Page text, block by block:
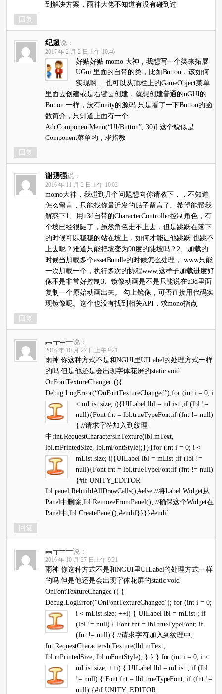
到解决方案，雨神大佬不知道有没有碰到过
回复
纪超说：
2017 年 2 月 2 日上午 10:46
好贴好贴momo 大神，我想写一个类来拓展
UGui 里面的自带的类，比如Button，该如何
实现啊… 也可以从顶栏上的GameObject菜单
里面去创建或是右键去创建，就想创建普通的uGUI的
Button 一样，没有unity的源码 只是看了一下Button的函
数简介，只知道上面有一个
AddComponentMenu(“UI/Button”, 30)] 这个貌似是
Component菜单的，求指教
回复
谢湧强说：
2016 年 11 月 2 日上午 10:02
momo大神，我碰到几个问题想向你请教下，，不知道
怎么留言，只能找你最近发的贴子留言了。希望能帮我
解惑下1、用u3d自带的CharacterController控制角色，有
个坡已经很陡了，虽然角色走不上去，但是跳跃在落下
的时候可以稳稳的站在坡上，如何才能让他跳跃 也跳不
上去呢？难道只能把坡变为90度的陡坡吗？2、加载的
时候当加载多个assetBundle的时候怎么处理， www只能
一次加载一个，执行多次的协程www,这样子加载进度好
像不是非常好控制3、镜像动画是不是只能说在u3d里面
复制一个原始动画出来。 勾上镜像，可否直接用代码实
现镜像呢。这个也没有找到相关API，求mono指点
回复
︻┳═一说：
2016 年 10 月 27 日上午 9:21
雨神 你这种方式不是和NGUI里UILabel的处理方式一样
的吗 但是他还是会出现字体花屏的static void
OnFontTextureChanged (){
Debug.LogError(“OnFontTextureChanged”);for (int i = 0; i
< mList.size; i){UILabel lbl = mList ;if (lbl !=
null){Font fnt = lbl.trueTypeFont;if (fnt != null)
{ //请求字符加入到纹理
中;fnt.RequestCharactersInTexture(lbl.mText,
lbl.mPrintedSize, lbl.mFontStyle);}}}for (int i = 0; i <
mList.size; i){UILabel lbl = mList ;if (lbl !=
null){Font fnt = lbl.trueTypeFont;if (fnt != null)
{#if UNITY_EDITOR
lbl.panel.RebuildAllDrawCalls();#else //将Label Widget从
Panel中删除;lbl.RemoveFromPanel(); //确保这个Widget在
Panel中;lbl.CreatePanel();#endif}}}}#endif
回复
︻┳═一说：
2016 年 10 月 27 日上午 9:21
雨神 你这种方式不是和NGUI里UILabel的处理方式一样
的吗 但是他还是会出现字体花屏的static void
OnFontTextureChanged () {
Debug.LogError(“OnFontTextureChanged”); for (int i = 0;
i < mList.size; ++i) { UILabel lbl = mList ; if
(lbl != null) { Font fnt = lbl.trueTypeFont; if
(fnt != null) { //请求字符加入到纹理中;
fnt.RequestCharactersInTexture(lbl.mText,
lbl.mPrintedSize, lbl.mFontStyle); } } } for (int i = 0; i <
mList.size; ++i) { UILabel lbl = mList ; if (lbl
!= null) { Font fnt = lbl.trueTypeFont; if (fnt !=
null) {#if UNITY_EDITOR